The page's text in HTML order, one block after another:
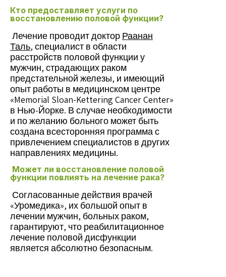
Кто предоставляет услуги по
восстановлению половой функции?
Лечение проводит доктор Раанан
Таль, специалист в области
расстройств половой функции у
мужчин, страдающих раком
предстательной железы, и имеющий
опыт работы в медицинском центре
«Memorial Sloan-Kettering Cancer Center»
в Нью-Йорке. В случае необходимости
и по желанию больного может быть
создана всесторонняя программа с
привлечением специалистов в других
направлениях медицины.
Может ли восстановление половой
функции повлиять на лечение рака?
Согласованные действия врачей
«Уромедика», их большой опыт в
лечении мужчин, больных раком,
гарантируют, что реабилитационное
лечение половой дисфункции
является абсолютно безопасным.